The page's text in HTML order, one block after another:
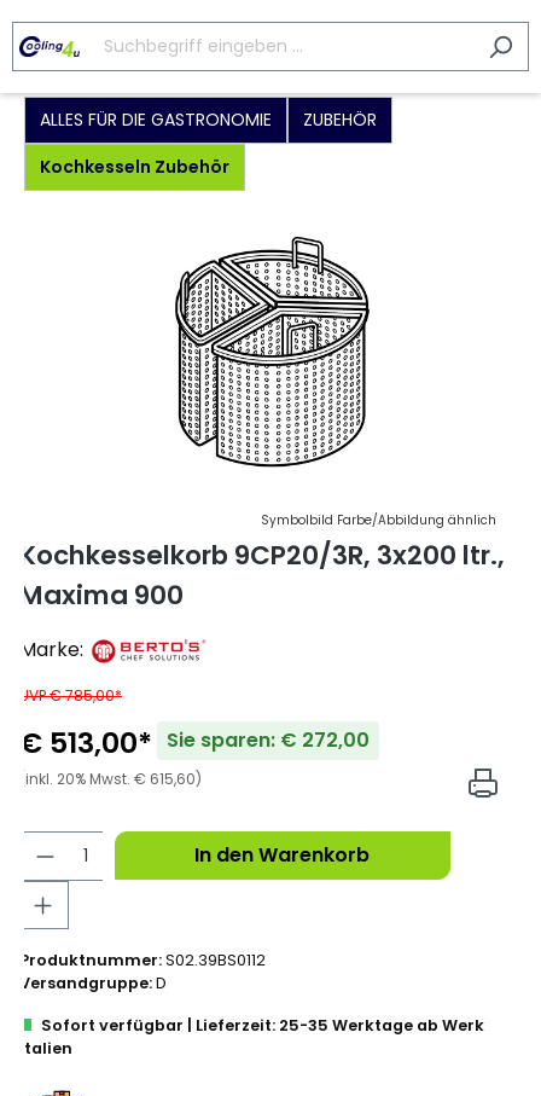
ALLES FÜR DIE GASTRONOMIE
ZUBEHÖR
Kochkesseln Zubehör
Symbolbild Farbe/Abbildung ähnlich
Kochkesselkorb 9CP20/3R, 3x200 ltr.,
Maxima 900
Marke:
UVP € 785,00*
€ 513,00* Sie sparen: € 272,00
(inkl. 20% Mwst. € 615,60)
In den Warenkorb
Produktnummer:S02.39BS0112
Versandgruppe:D
Sofort verfügbar | Lieferzeit: 25-35 Werktage ab Werk
Italien